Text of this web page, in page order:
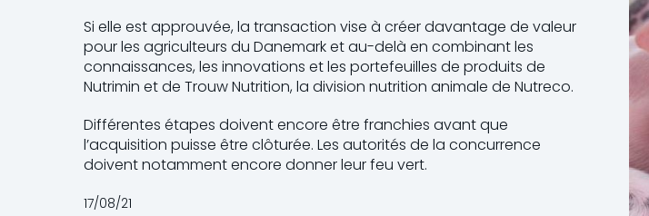
Si elle est approuvée, la transaction vise à créer davantage de valeur
pour les agriculteurs du Danemark et au-delà en combinant les
connaissances, les innovations et les portefeuilles de produits de
Nutrimin et de Trouw Nutrition, la division nutrition animale de Nutreco.
Différentes étapes doivent encore être franchies avant que
l’acquisition puisse être clôturée. Les autorités de la concurrence
doivent notamment encore donner leur feu vert.
17/08/21